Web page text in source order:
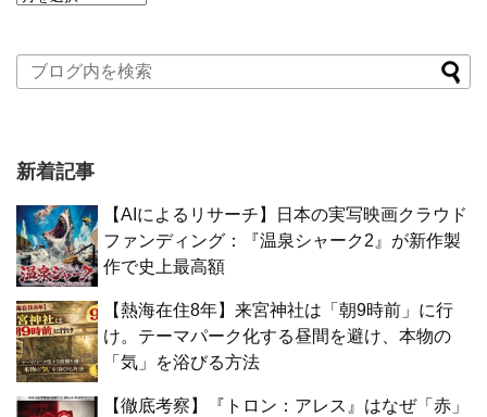
新着記事
【AIによるリサーチ】日本の実写映画クラウド
ファンディング：『温泉シャーク2』が新作製
作で史上最高額
【熱海在住8年】来宮神社は「朝9時前」に行
け。テーマパーク化する昼間を避け、本物の
「気」を浴びる方法
【徹底考察】『トロン：アレス』はなぜ「赤」